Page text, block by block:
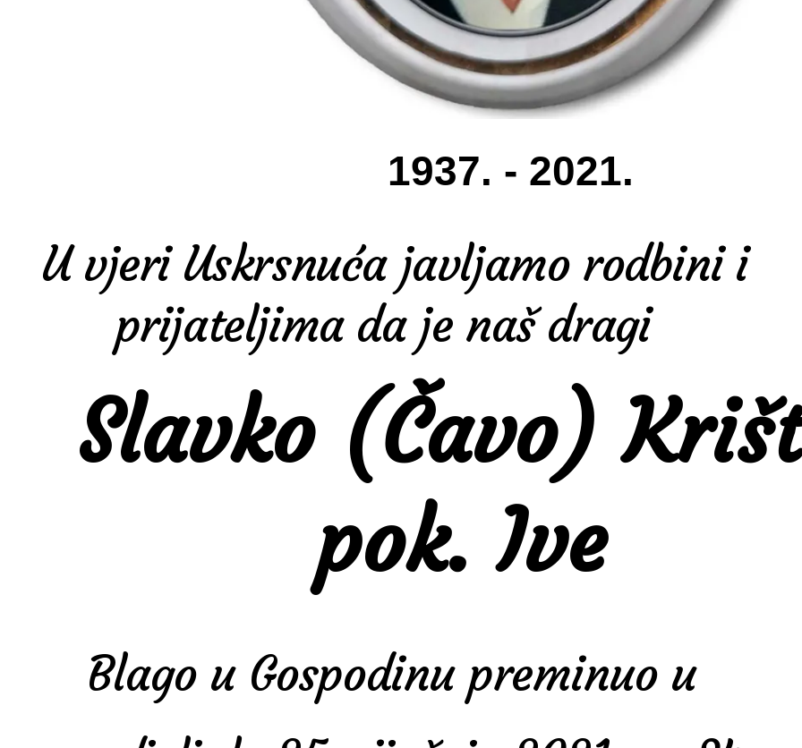
1937. - 2021.
U vjeri Uskrsnuća javljamo rodbini i
prijateljima da je naš dragi
Slavko (Čavo)
pok. Ive
Blago u Gospodinu preminuo u